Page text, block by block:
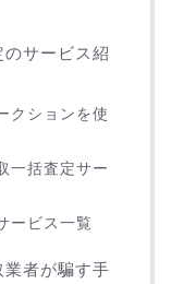
サービス紹
クションを使
一括査定サー
ービス一覧
者が騙す手